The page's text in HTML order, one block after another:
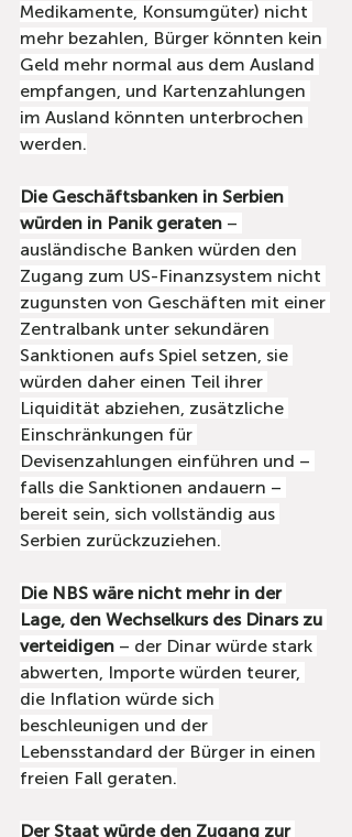
Medikamente, Konsumgüter) nicht
mehr bezahlen, Bürger könnten kein
Geld mehr normal aus dem Ausland
empfangen, und Kartenzahlungen
im Ausland könnten unterbrochen
werden.
Die Geschäftsbanken in Serbien
würden in Panik geraten –
ausländische Banken würden den
Zugang zum US-Finanzsystem nicht
zugunsten von Geschäften mit einer
Zentralbank unter sekundären
Sanktionen aufs Spiel setzen, sie
würden daher einen Teil ihrer
Liquidität abziehen, zusätzliche
Einschränkungen für
Devisenzahlungen einführen und –
falls die Sanktionen andauern –
bereit sein, sich vollständig aus
Serbien zurückzuziehen.
Die NBS wäre nicht mehr in der
Lage, den Wechselkurs des Dinars zu
verteidigen – der Dinar würde stark
abwerten, Importe würden teurer,
die Inflation würde sich
beschleunigen und der
Lebensstandard der Bürger in einen
freien Fall geraten.
Der Staat würde den Zugang zur